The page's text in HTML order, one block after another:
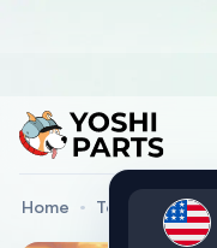
Home Toyota